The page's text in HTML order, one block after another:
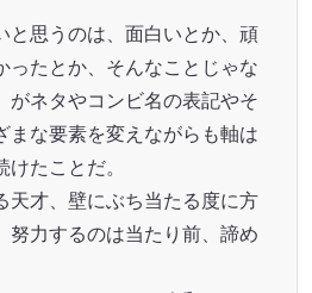
と思うのは、面白いとか、頑
ったとか、そんなことじゃな
がネタやコンビ名の表記やそ
まな要素を変えながらも軸は
たことだ。
天才、壁にぶち当たる度に方
努力するのは当たり前、諦め